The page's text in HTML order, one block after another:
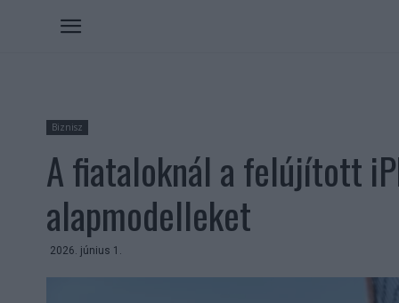
Biznisz
A fiataloknál a felújított
alapmodelleket
2026. június 1.